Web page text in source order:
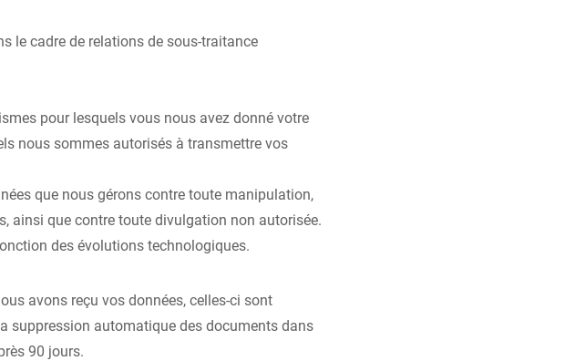
le cadre de relations de sous-traitance
pour lesquels vous nous avez donné votre
nous sommes autorisés à transmettre vos
que nous gérons contre toute manipulation,
ainsi que contre toute divulgation non autorisée.
des évolutions technologiques.
avons reçu vos données, celles-ci sont
suppression automatique des documents dans
90 jours.